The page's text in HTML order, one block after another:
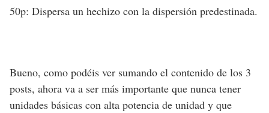
50p: Dispersa un hechizo con la dispersión predestinada.
Bueno, como podéis ver sumando el contenido de los 3
posts, ahora va a ser más importante que nunca tener
unidades básicas con alta potencia de unidad y que